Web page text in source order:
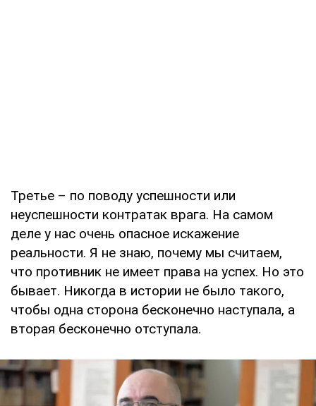
Третье – по поводу успешности или
неуспешности контратак врага. На самом
деле у нас очень опасное искажение
реальности. Я не знаю, почему мы считаем,
что противник не имеет права на успех. Но это
бывает. Никогда в истории не было такого,
чтобы одна сторона бесконечно наступала, а
вторая бесконечно отступала.